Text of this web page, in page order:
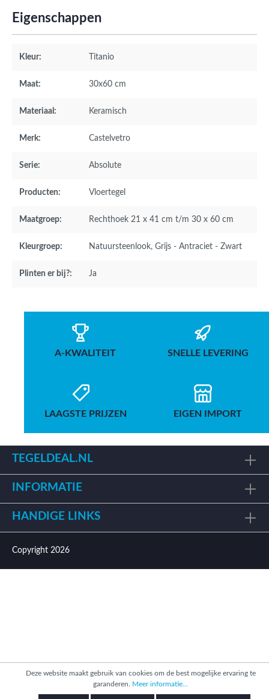
Eigenschappen
Kleur: Titanio
Maat: 30x60 cm
Materiaal: Keramisch
Merk: Castelvetro
Serie: Absolute
Producten: Vloertegel
Maatgroep: Rechthoek 21 x 41 cm t/m 30 x 60 cm
Kleurgroep: Natuursteenlook, Grijs - Antraciet - Zwart
Plinten er bij?: Ja
A-KWALITEIT SNELLE LEVERING
LAAGSTE PRIJZEN EIGEN IMPORT
TEGELDEAL.NL
INFORMATIE
HANDIGE LINKS
Copyright 2026
Deze website maakt gebruik van cookies om de best mogelijke ervaring te
garanderen. Meer informatie...